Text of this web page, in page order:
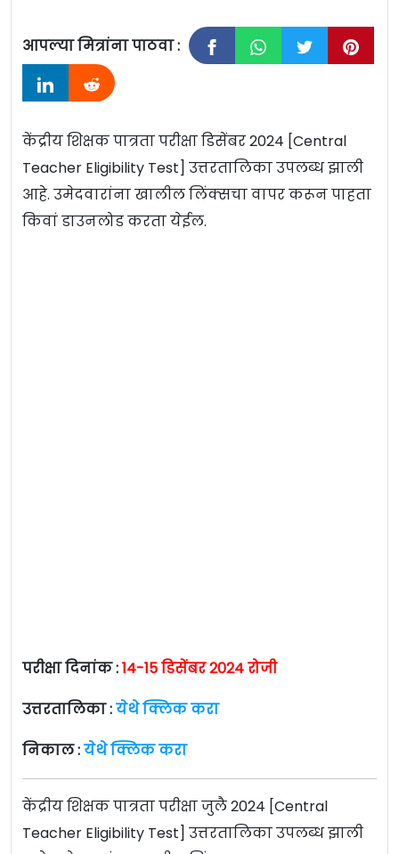
आपल्या मित्रांना पाठवा :
केंद्रीय शिक्षक पात्रता परीक्षा डिसेंबर 2024 [Central
Teacher Eligibility Test] उत्तरतालिका उपलब्ध झाली
आहे. उमेदवारांना खालील लिंक्सचा वापर करून पाहता
किवां डाउनलोड करता येईल.
परीक्षा दिनांक :14-15 डिसेंबर 2024 रोजी
उत्तरतालिका :येथे क्लिक करा
निकाल :येथे क्लिक करा
केंद्रीय शिक्षक पात्रता परीक्षा जुलै 2024 [Central
Teacher Eligibility Test] उत्तरतालिका उपलब्ध झाली